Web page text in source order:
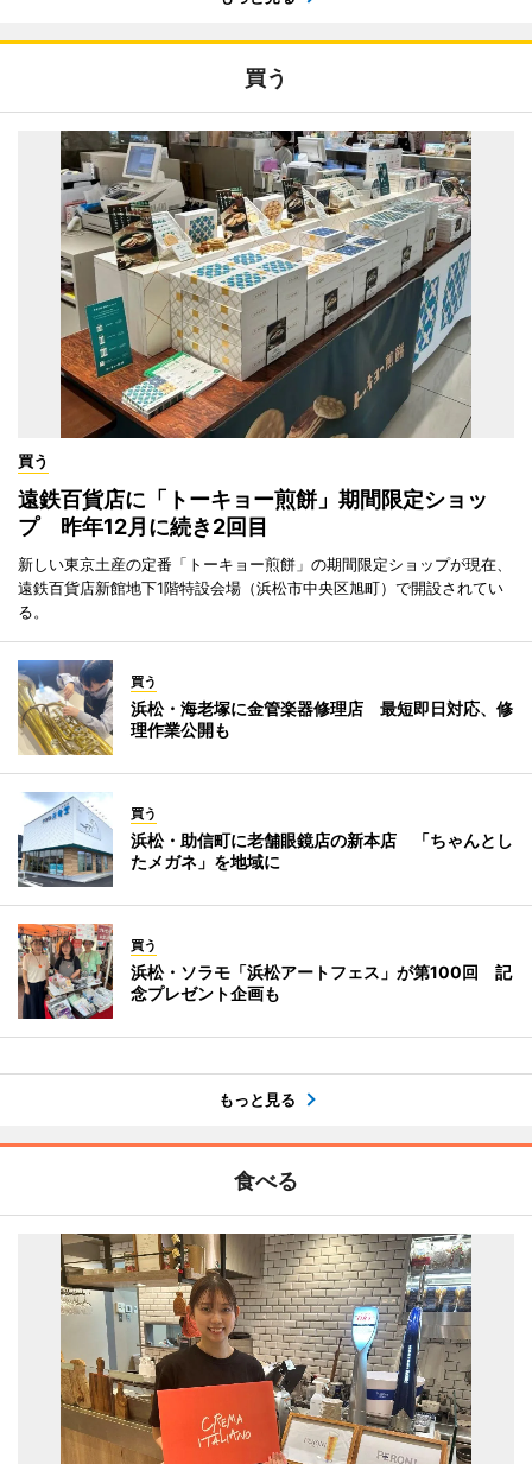
買う
買う
遠鉄百貨店に「トーキョー煎餅」期間限定ショッ
プ 昨年12月に続き2回目
新しい東京土産の定番「トーキョー煎餅」の期間限定ショップが現在、
遠鉄百貨店新館地下1階特設会場（浜松市中央区旭町）で開設されてい
る。
買う
浜松・海老塚に金管楽器修理店 最短即日対応、修
理作業公開も
買う
浜松・助信町に老舗眼鏡店の新本店 「ちゃんとし
たメガネ」を地域に
買う
浜松・ソラモ「浜松アートフェス」が第100回 記
念プレゼント企画も
もっと見る
食べる